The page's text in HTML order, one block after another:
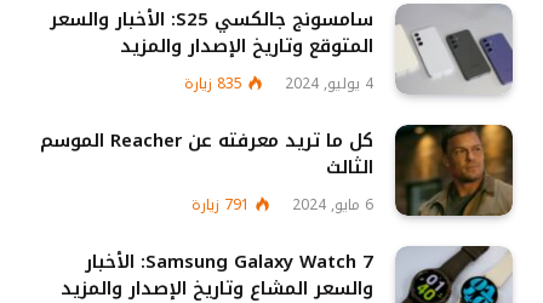
سامسونج جالكسي S25: الأخبار والسعر
المتوقع وتاريخ الإصدار والمزيد
4 يوليو, 2024 835 زيارة
كل ما تريد معرفته عن Reacher الموسم
الثالث
6 مايو, 2024 791 زيارة
Samsung Galaxy Watch 7: الأخبار
والسعر المشاع وتاريخ الإصدار والمزيد